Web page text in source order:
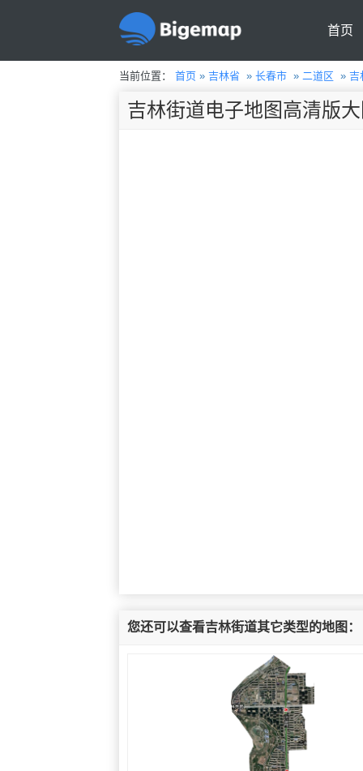
首页
当前位置： 首页» 吉林省 » 长春市» 二道区 » 吉
吉林街道电子地图高清版
您还可以查看吉林街道其它类型的地图：